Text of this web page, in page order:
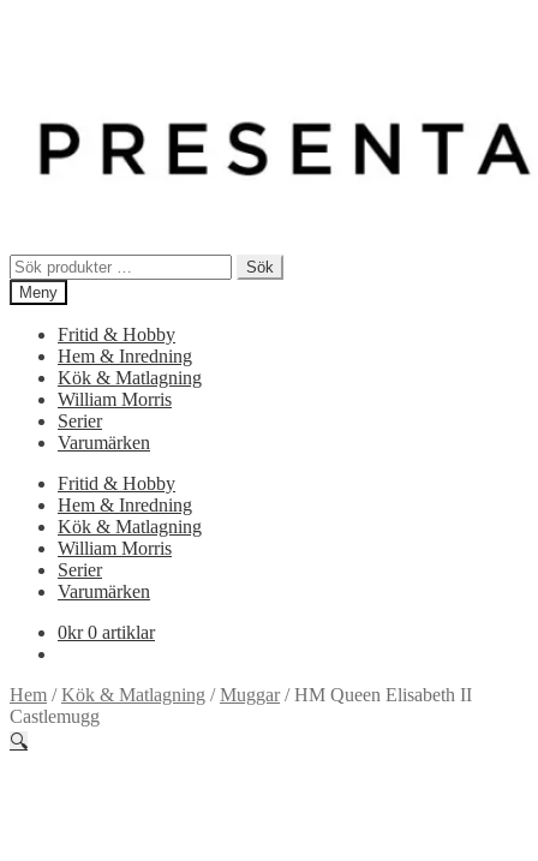
Sök
efter:
Sök
Meny
Fritid & Hobby
Hem & Inredning
Kök & Matlagning
William Morris
Serier
Varumärken
Fritid & Hobby
Hem & Inredning
Kök & Matlagning
William Morris
Serier
Varumärken
0kr 0 artiklar
Hem /Kök & Matlagning /Muggar/HM Queen Elisabeth II
Castlemugg
🔍